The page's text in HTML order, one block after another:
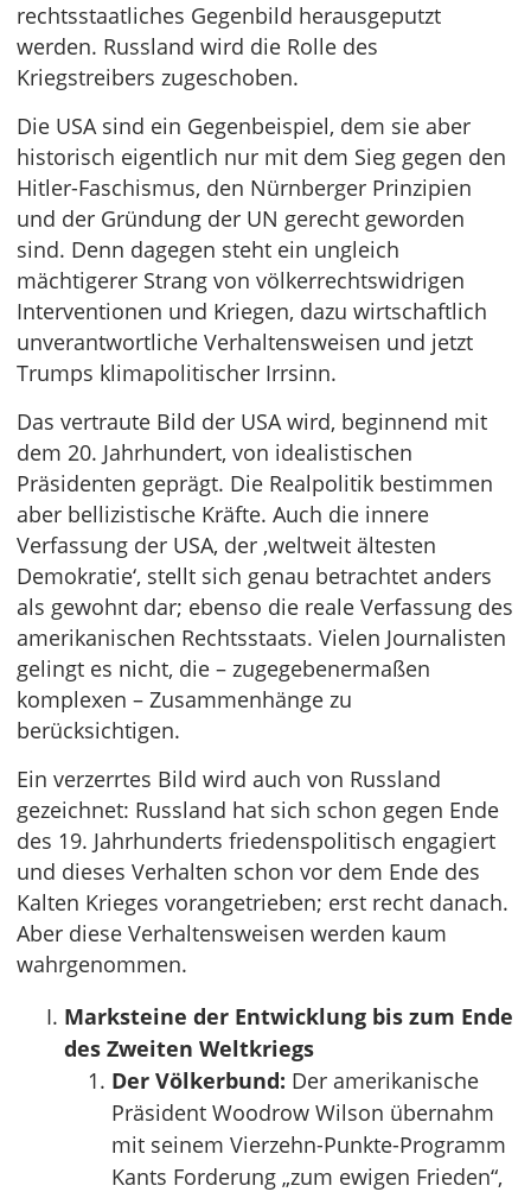
rechtsstaatliches Gegenbild herausgeputzt
werden. Russland wird die Rolle des
Kriegstreibers zugeschoben.
Die USA sind ein Gegenbeispiel, dem sie aber
historisch eigentlich nur mit dem Sieg gegen den
Hitler-Faschismus, den Nürnberger Prinzipien
und der Gründung der UN gerecht geworden
sind. Denn dagegen steht ein ungleich
mächtigerer Strang von völkerrechtswidrigen
Interventionen und Kriegen, dazu wirtschaftlich
unverantwortliche Verhaltensweisen und jetzt
Trumps klimapolitischer Irrsinn.
Das vertraute Bild der USA wird, beginnend mit
dem 20. Jahrhundert, von idealistischen
Präsidenten geprägt. Die Realpolitik bestimmen
aber bellizistische Kräfte. Auch die innere
Verfassung der USA, der ‚weltweit ältesten
Demokratie‘, stellt sich genau betrachtet anders
als gewohnt dar; ebenso die reale Verfassung des
amerikanischen Rechtsstaats. Vielen Journalisten
gelingt es nicht, die – zugegebenermaßen
komplexen – Zusammenhänge zu
berücksichtigen.
Ein verzerrtes Bild wird auch von Russland
gezeichnet: Russland hat sich schon gegen Ende
des 19. Jahrhunderts friedenspolitisch engagiert
und dieses Verhalten schon vor dem Ende des
Kalten Krieges vorangetrieben; erst recht danach.
Aber diese Verhaltensweisen werden kaum
wahrgenommen.
Marksteine der Entwicklung bis zum Ende
des Zweiten Weltkriegs
Der Völkerbund: Der amerikanische
Präsident Woodrow Wilson übernahm
mit seinem Vierzehn-Punkte-Programm
Kants Forderung „zum ewigen Frieden“,